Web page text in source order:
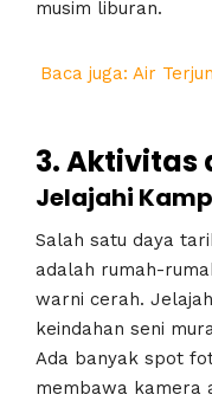
musim liburan.
Baca juga: Air
3. Aktivitas
Jelajahi
Salah satu daya
adalah rumah-
warni cerah.
keindahan seni
Ada banyak spot
membawa kamera